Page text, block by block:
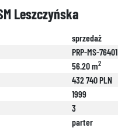
Leszczyńska
sprzedaż
PRP-MS-76401
56.20 m2
432 740 PLN
1999
3
parter